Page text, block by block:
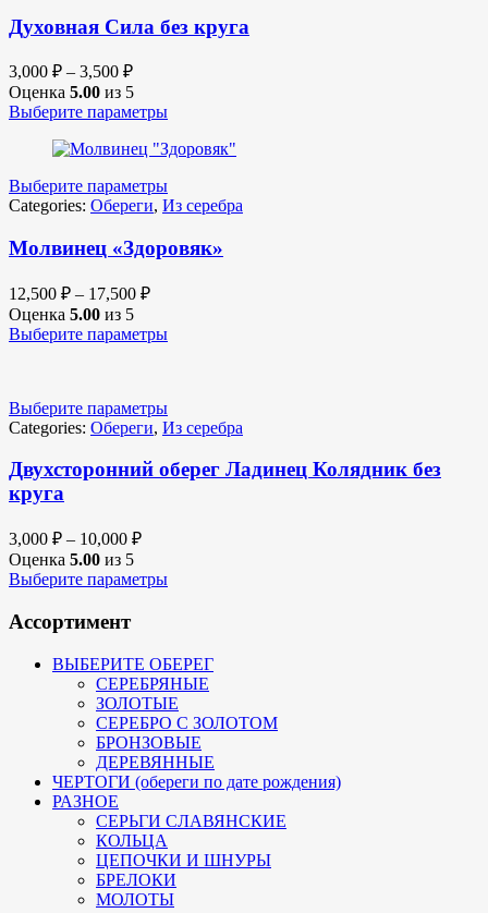
Духовная Сила без круга
3,000 ₽ – 3,500 ₽
Оценка 5.00 из 5
Выберите параметры
Выберите параметры
Categories: Обереги, Из серебра
Молвинец «Здоровяк»
12,500 ₽ – 17,500 ₽
Оценка 5.00 из 5
Выберите параметры
Выберите параметры
Categories: Обереги, Из серебра
Двухсторонний оберег Ладинец Колядник без
круга
3,000 ₽ – 10,000 ₽
Оценка 5.00 из 5
Выберите параметры
Ассортимент
ВЫБЕРИТЕ ОБЕРЕГ
СЕРЕБРЯНЫЕ
ЗОЛОТЫЕ
СЕРЕБРО С ЗОЛОТОМ
БРОНЗОВЫЕ
ДЕРЕВЯННЫЕ
ЧЕРТОГИ (обереги по дате рождения)
РАЗНОЕ
СЕРЬГИ СЛАВЯНСКИЕ
КОЛЬЦА
ЦЕПОЧКИ И ШНУРЫ
БРЕЛОКИ
МОЛОТЫ